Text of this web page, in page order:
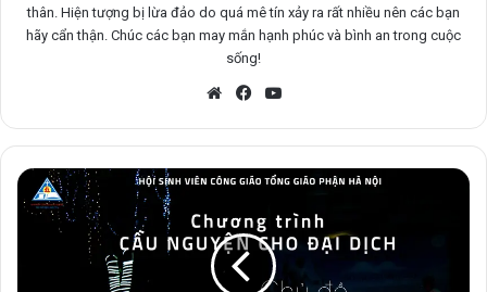
thân. Hiện tượng bị lừa đảo do quá mê tín xảy ra rất nhiều nên các bạn
hãy cẩn thận. Chúc các bạn may mắn hạnh phúc và bình an trong cuộc
sống!
WebsiteFacebook